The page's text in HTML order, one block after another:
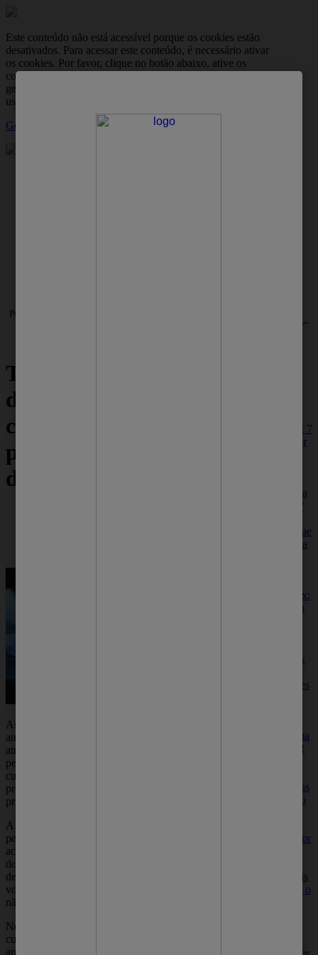
Este conteúdo não está acessível porque os cookies estão
desativados. Para acessar este conteúdo, é necessário ativar
os cookies. Por favor, clique no botão abaixo, ative os
cookies e, em seguida, atualize a página. Você pode
gerenciar suas preferências de cookies a qualquer momento
usando a ferramenta de configurações de cookies.
Gerir Cookies
skipt to main content
Tatuagem
desbotada: 5
cuidados para
prevenir que o
desenho se apague!
As tatuagens têm se popularizado nos últimos
anos. Muitas pessoas aderem a essa moda,
atrás de desenhos únicos e artes incríveis na
pele. Porém, nem sempre todos sabem os
cuidados que devem ser tomados para
protegê-la da ação do tempo. Um dos
principais problemas é a tatuagem desbotada.
A ação do tempo faz com que as cores
percam sua intensidade na pele. Isso pode
acontecer por vários motivos. Pode ser a ação
do sol na sua derme, até pela falta de atenção
depois da sessão. Por isso, é importante que
você tenha atenção em alguns pontos para
não deixar sua tatuagem perder a cor.
Nesse artigo, vamos trazer para você cinco
cuidados para prevenir que o desenho se
apague. Separamos algumas dicas para te
Saúde da pele: 7
hábitos para ter
Como manter a
saúde da pele?
simples mas que
podem deixá-la
Sabonete detox:
4 motivos para
sabonete detox
Conheça razões
desfrute de uma
pele renovada!
espinha: 7 dicas
para escolher o
Qual é o melhor
dicas essenciais
para encontrar o